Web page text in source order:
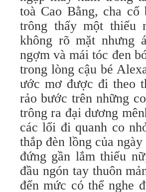
toà Cao Bằng, cha
trông thấy một thiếu
không rõ mặt nhưng
ngợm và mái tóc đen
trong lòng cậu bé
ước mơ được đi theo
rảo bước trên những
trông ra đại dương
các lối đi quanh co
thắp đèn lồng của
đứng gần lắm thiếu
đầu ngón tay thuôn
đến mức có thể nghe